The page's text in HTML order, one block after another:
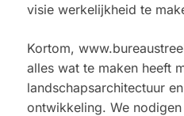
visie werkelijkheid te
Kortom,
alles wat te maken heeft
landschapsarchitectuur
ontwikkeling. We